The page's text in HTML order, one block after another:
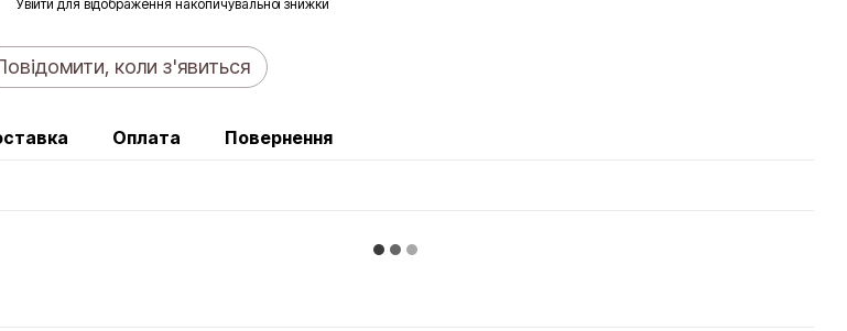
Увійти для відображення накопичувальної знижки
коли з'явиться
Оплата Повернення